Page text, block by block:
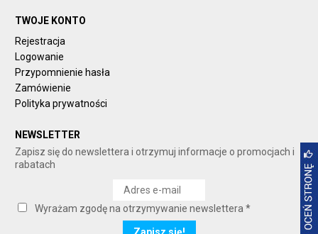
TWOJE KONTO
Rejestracja
Logowanie
Przypomnienie hasła
Zamówienie
Polityka prywatności
NEWSLETTER
Zapisz się do newslettera i otrzymuj informacje o promocjach i
rabatach
Wyrażam zgodę na otrzymywanie newslettera *